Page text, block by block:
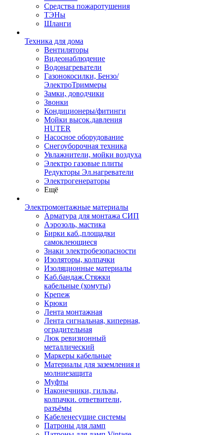
Средства пожаротушения
ТЭНы
Шланги
Техника для дома
Вентиляторы
Видеонаблюдение
Водонагреватели
Газонокосилки, Бензо/
ЭлектроТриммеры
Замки, доводчики
Звонки
Кондиционеры/фитинги
Мойки высок.давления
HUTER
Насосное оборудование
Снегоуборочная техника
Увлажнители, мойки воздуха
Электро газовые плиты
Редукторы Эл.нагреватели
Электрогенераторы
Ещё
Электромонтажные материалы
Арматура для монтажа СИП
Аэрозоль, мастика
Бирки каб.,площадки
самоклеющиеся
Знаки электробезопасности
Изоляторы, колпачки
Изоляционные материалы
Каб.бандаж.Стяжки
кабельные (хомуты)
Крепеж
Крюки
Лента монтажная
Лента сигнальная, киперная,
оградительная
Люк ревизионный
металлический
Маркеры кабельные
Материалы для заземления и
молниезащита
Муфты
Наконечники, гильзы,
колпачки. ответвители,
разъёмы
Кабеленесущие системы
Патроны для ламп